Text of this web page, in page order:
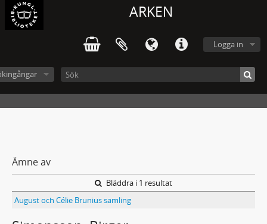
ARKEN
Logga in
Ämne av
Bläddra i 1 resultat
August och Célie Brunius samling